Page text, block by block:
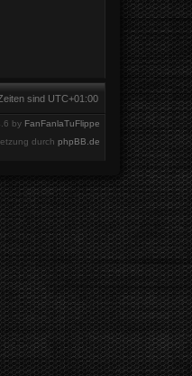
sind UTC+01:00
by FanFanlaTuFlippe
durch phpBB.de